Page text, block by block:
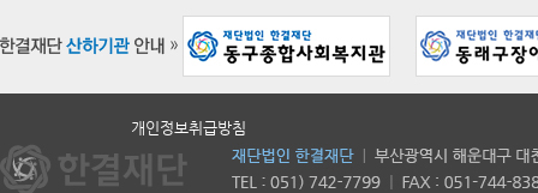
개인정보취급방침